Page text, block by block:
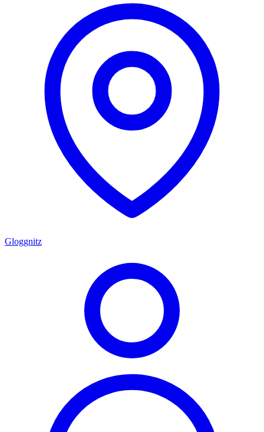
Gloggnitz